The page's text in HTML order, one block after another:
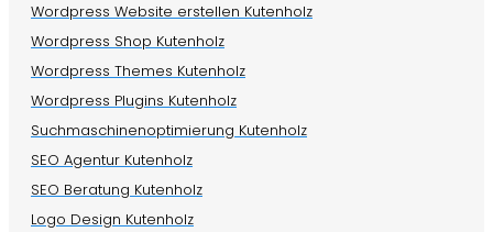
Wordpress Website erstellen Kutenholz
Wordpress Shop Kutenholz
Wordpress Themes Kutenholz
Wordpress Plugins Kutenholz
Suchmaschinenoptimierung Kutenholz
SEO Agentur Kutenholz
SEO Beratung Kutenholz
Logo Design Kutenholz